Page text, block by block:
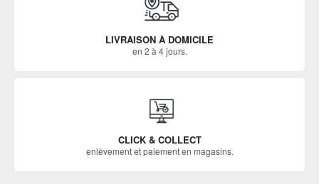
LIVRAISON À DOMICILE
en 2 à 4 jours.
CLICK & COLLECT
enlèvement et paiement en magasins.